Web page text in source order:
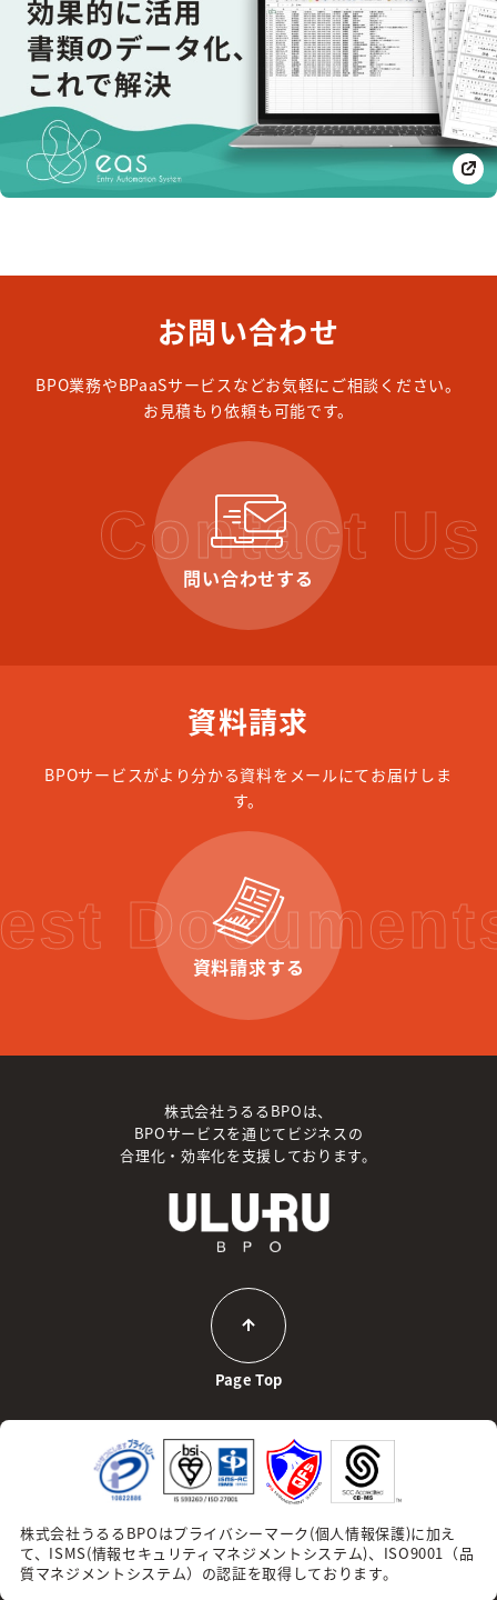
お問い合わせ
BPO業務やBPaaSサービスなどお気軽にご相談ください。
お見積もり依頼も可能です。
Contact
問い合わせする
資料請求
BPOサービスがより分かる資料をメールにてお届けしま
す。
資料請求する
株式会社うるるBPOは、
BPOサービスを通じてビジネスの
合理化・効率化を支援しております。
Page Top
株式会社うるるBPOはプライバシーマーク(個人情報保護)に加え
て、 ISMS(情報セキュリティマネジメントシステム)、ISO9001（品
質マネジメントシステム）の認証を取得しております。